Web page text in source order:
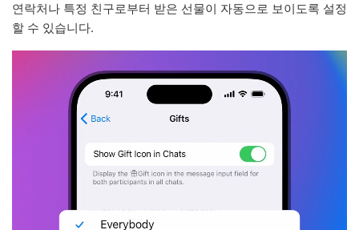
연락처나 특정 친구로부터 받은 선물이 자동으로 보이도록 설정
할 수 있습니다.